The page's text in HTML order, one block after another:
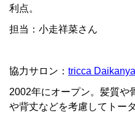
利点。
担当：小走祥菜さん
協力サロン： tricca
2002年にオープン。髪質や
や背丈などを考慮してトー